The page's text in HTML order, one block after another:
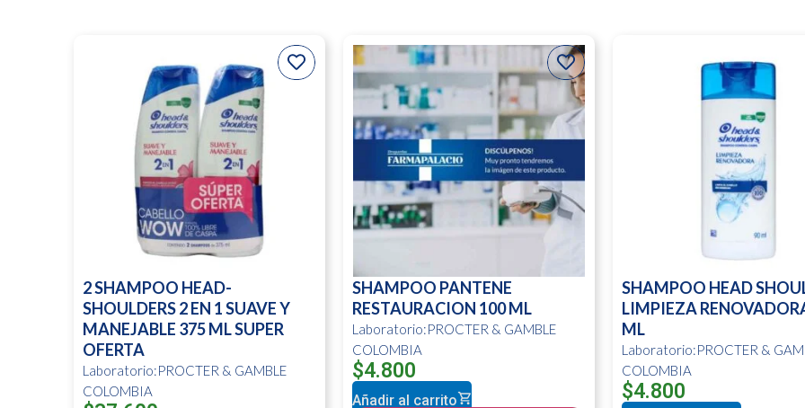
2 SHAMPOO HEAD-
SHOULDERS 2 EN 1 SUAVE Y
MANEJABLE 375 ML SUPER
OFERTA
Laboratorio:PROCTER & GAMBLE
COLOMBIA
SHAMPOO PANTENE
RESTAURACION 100 ML
Laboratorio:PROCTER & GAMBLE
COLOMBIA
$4.800
Añadir al carrito
SHAMPOO HEAD
LIMPIEZA
ML
Laboratorio:PROCTER &
COLOMBIA
$4.800